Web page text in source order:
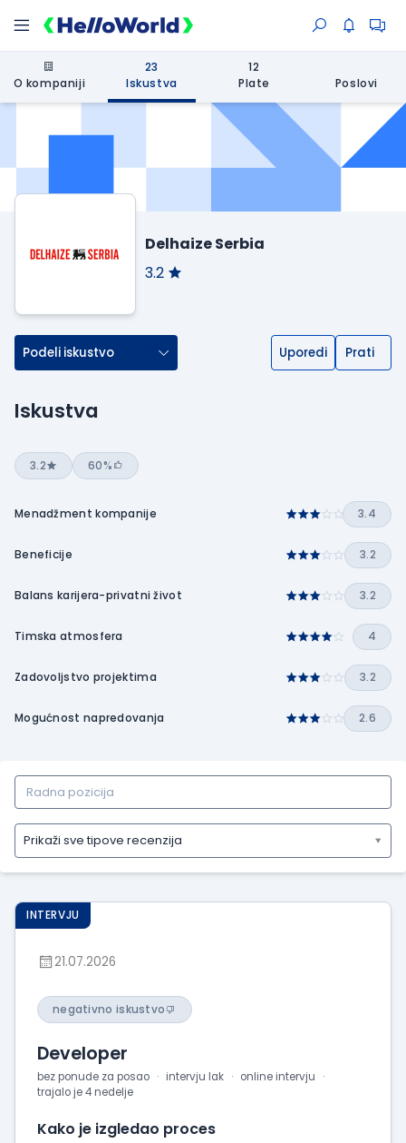
O kompaniji
23
Iskustva
12
Plate
Poslovi
Delhaize Serbia
3.2
Podeli iskustvo Uporedi Prati
Iskustva
3.2 60%
Menadžment kompanije 3.4
Beneficije 3.2
Balans karijera-privatni život 3.2
Timska atmosfera 4
Zadovoljstvo projektima 3.2
Mogućnost napredovanja 2.6
Prikaži sve tipove recenzija
Prikaži
sve
tipove
recenzija
iskustva
radu
utiske
intervjua
INTERVJU
21.07.2026
negativno iskustvo
Developer
bez ponude za posao intervju lak
online intervju
trajalo je 4 nedelje
Kako je izgledao proces